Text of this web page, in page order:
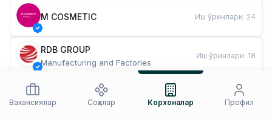
M COSMETIC Иш ўринлари: 24
RDB GROUP
Manufacturing and Factories
Иш ўринлари: 18
Restaurants and Fast Food
Иш ўринлари
Вакансиялар
Соҳалар Корхоналар Профил